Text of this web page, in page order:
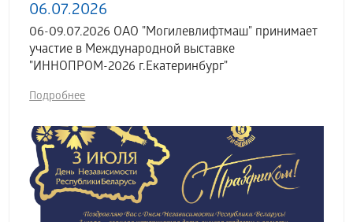
06.07.2026
06-09.07.2026 ОАО "Могилевлифтмаш" принимает
участие в Международной выставке
"ИННОПРОМ-2026 г.Екатеринбург"
Подробнее